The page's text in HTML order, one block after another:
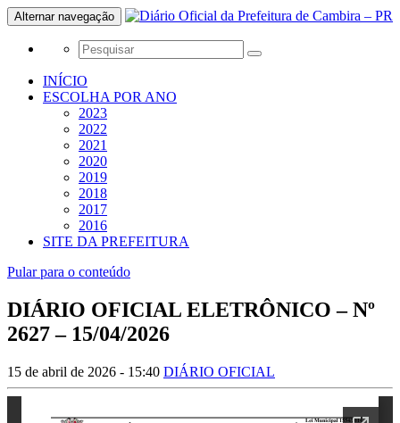
Alternar navegação
INÍCIO
ESCOLHA POR ANO
2023
2022
2021
2020
2019
2018
2017
2016
SITE DA PREFEITURA
Pular para o conteúdo
DIÁRIO OFICIAL ELETRÔNICO – Nº
2627 – 15/04/2026
15 de abril de 2026 - 15:40 DIÁRIO OFICIAL